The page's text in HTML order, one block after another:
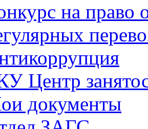
на право
Центр
документы